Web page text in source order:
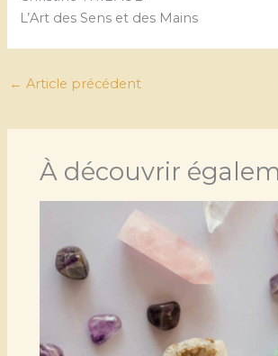
L’Art des Sens et des Mains
← Article précédent
À découvrir